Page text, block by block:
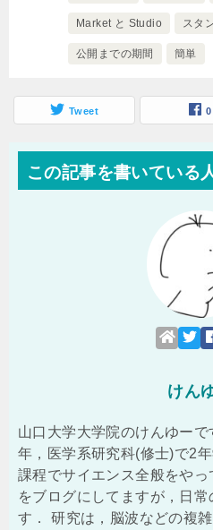
Market と Studio スタ
公開までの期間 簡単
Tweet 0
この記事を書いている
けん
山口大学大学院のけんゆー
年，医学系研究科(修士)で2
課程でサイエンス全般をや
をブログにしてますが，日
す． 研究は，脳波などの複